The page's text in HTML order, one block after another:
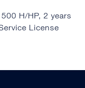
H/HP, 2 years
License